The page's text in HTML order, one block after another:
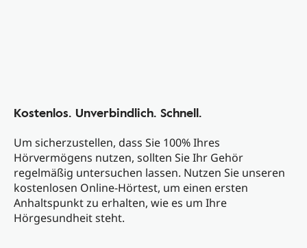
Kostenlos. Unverbindlich. Schnell.
Um sicherzustellen, dass Sie 100% Ihres
Hörvermögens nutzen, sollten Sie Ihr Gehör
regelmäßig untersuchen lassen. Nutzen Sie unseren
kostenlosen Online-Hörtest, um einen ersten
Anhaltspunkt zu erhalten, wie es um Ihre
Hörgesundheit steht.